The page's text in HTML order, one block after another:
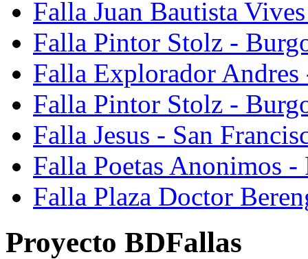
Falla Juan Bautista
Falla Pintor Stolz -
Falla Explorador Andres
Falla Pintor Stolz -
Falla Jesus - San
Falla Poetas Anonimos
Falla Plaza Doctor
Proyecto BDFallas